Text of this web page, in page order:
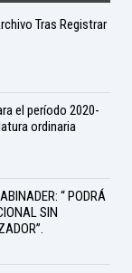
Tras Registrar
el período 2020-
ordinaria
“ PODRÁ
SIN